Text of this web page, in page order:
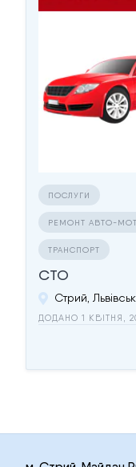
ПОСЛУГИ
РЕМОНТ АВТО-
ТРАНСПОРТ
СТО
Стрий,
ДОДАНО 1 КВІТНЯ,